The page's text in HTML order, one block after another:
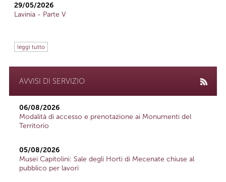
29/05/2026
Lavinia - Parte V
leggi tutto
AVVISI DI SERVIZIO
06/08/2026
Modalità di accesso e prenotazione ai Monumenti del
Territorio
05/08/2026
Musei Capitolini: Sale degli Horti di Mecenate chiuse al
pubblico per lavori